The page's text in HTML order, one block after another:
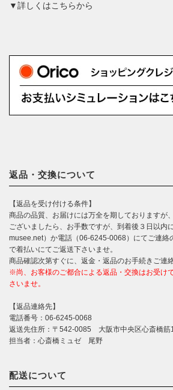
▼詳しくはこちらから
返品・交換について
【返品を受け付ける条件】
商品の品質、お届けには万全を期しておりますが
ございましたら、お手数ですが、到着後３日以内
musee.net）か電話（06-6245-0068）にてご連絡
で着払いにてご返送下さいませ。
商品確認次第すぐに、返金・返品のお手続きご連
※尚、お客様のご都合による返品・交換はお受け
さいませ。
【返品連絡先】
電話番号：06-6245-0068
返送先住所：〒542-0085 大阪市中央区心斎橋筋
担当者：心斎橋ミュゼ 尾野
配送について